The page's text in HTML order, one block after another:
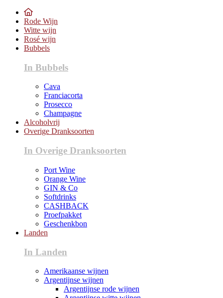
Rode Wijn
Witte wijn
Rosé wijn
Bubbels
In Bubbels
Cava
Franciacorta
Prosecco
Champagne
Alcoholvrij
Overige Dranksoorten
In Overige Dranksoorten
Port Wine
Orange Wine
GIN & Co
Softdrinks
CASHBACK
Proefpakket
Geschenkbon
Landen
In Landen
Amerikaanse wijnen
Argentijnse wijnen
Argentijnse rode wijnen